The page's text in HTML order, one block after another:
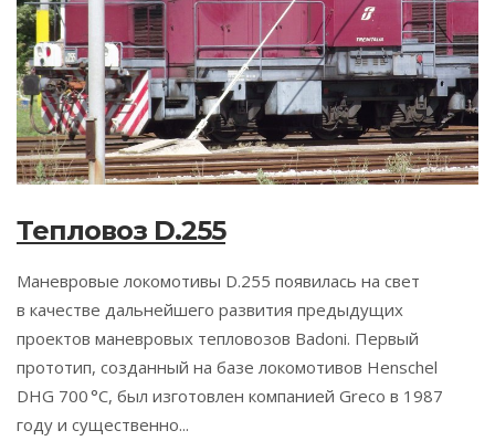
Тепловоз D.255
Маневровые локомотивы D.255 появилась на свет
в качестве дальнейшего развития предыдущих
проектов маневровых тепловозов Badoni. Первый
прототип, созданный на базе локомотивов Henschel
DHG 700 °C, был изготовлен компанией Greco в 1987
году и существенно...